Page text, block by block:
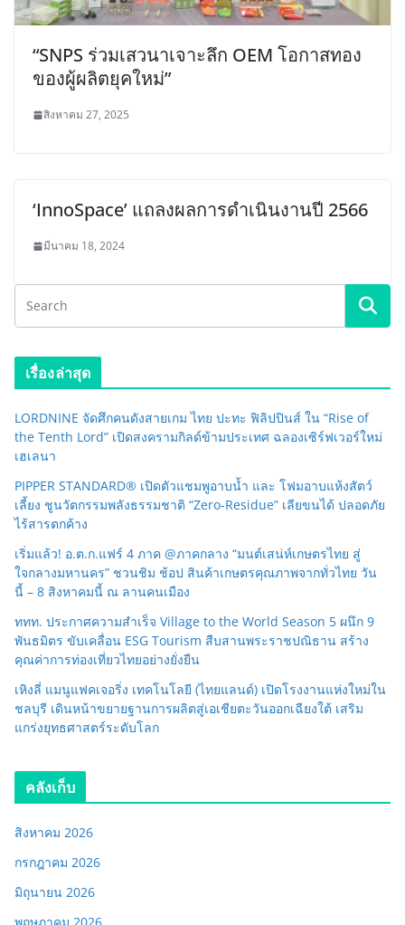
“SNPS ร่วมเสวนาเจาะลึก OEM โอกาสทอง
ของผู้ผลิตยุคใหม่”
สิงหาคม 27, 2025
‘InnoSpace’ แถลงผลการดำเนินงานปี 2566
มีนาคม 18, 2024
เรื่องล่าสุด
LORDNINE จัดศึกคนดังสายเกม ไทย ปะทะ ฟิลิปปินส์ ใน “Rise of
the Tenth Lord” เปิดสงครามกิลด์ข้ามประเทศ ฉลองเซิร์ฟเวอร์ใหม่
เฮเลนา
PIPPER STANDARD® เปิดตัวแชมพูอาบน้ำ และ โฟมอาบแห้งสัตว์
เลี้ยง ชูนวัตกรรมพลังธรรมชาติ “Zero-Residue” เลียขนได้ ปลอดภัย
ไร้สารตกค้าง
เริ่มแล้ว! อ.ต.ก.แฟร์ 4 ภาค @ภาคกลาง “มนต์เสน่ห์เกษตรไทย สู่
ใจกลางมหานคร” ชวนชิม ช้อป สินค้าเกษตรคุณภาพจากทั่วไทย วัน
นี้ – 8 สิงหาคมนี้ ณ ลานคนเมือง
ททท. ประกาศความสำเร็จ Village to the World Season 5 ผนึก 9
พันธมิตร ขับเคลื่อน ESG Tourism สืบสานพระราชปณิธาน สร้าง
คุณค่าการท่องเที่ยวไทยอย่างยั่งยืน
เหิงลี่ แมนูแฟคเจอริ่ง เทคโนโลยี (ไทยแลนด์) เปิดโรงงานแห่งใหม่ใน
ชลบุรี เดินหน้าขยายฐานการผลิตสู่เอเชียตะวันออกเฉียงใต้ เสริม
แกร่งยุทธศาสตร์ระดับโลก
คลังเก็บ
สิงหาคม 2026
กรกฎาคม 2026
มิถุนายน 2026